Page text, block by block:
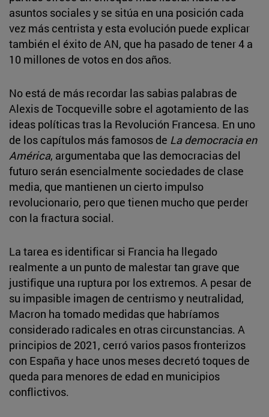
asuntos sociales y se sitúa en una posición cada
vez más centrista y esta evolución puede explicar
también el éxito de AN, que ha pasado de tener 4 a
10 millones de votos en dos años.
No está de más recordar las sabias palabras de
Alexis de Tocqueville sobre el agotamiento de las
ideas políticas tras la Revolución Francesa. En uno
de los capítulos más famosos de La democracia en
América, argumentaba que las democracias del
futuro serán esencialmente sociedades de clase
media, que mantienen un cierto impulso
revolucionario, pero que tienen mucho que perder
con la fractura social.
La tarea es identificar si Francia ha llegado
realmente a un punto de malestar tan grave que
justifique una ruptura por los extremos. A pesar de
su impasible imagen de centrismo y neutralidad,
Macron ha tomado medidas que habríamos
considerado radicales en otras circunstancias. A
principios de 2021, cerró varios pasos fronterizos
con España y hace unos meses decretó toques de
queda para menores de edad en municipios
conflictivos.